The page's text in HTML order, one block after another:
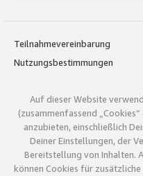
Teilnahmevereinbarung
Nutzungsbestimmungen
Auf dieser Website
(zusammenfassend
anzubieten, einschließlich
Deiner Einstellungen, der
Bereitstellung von Inhalten.
können Cookies für